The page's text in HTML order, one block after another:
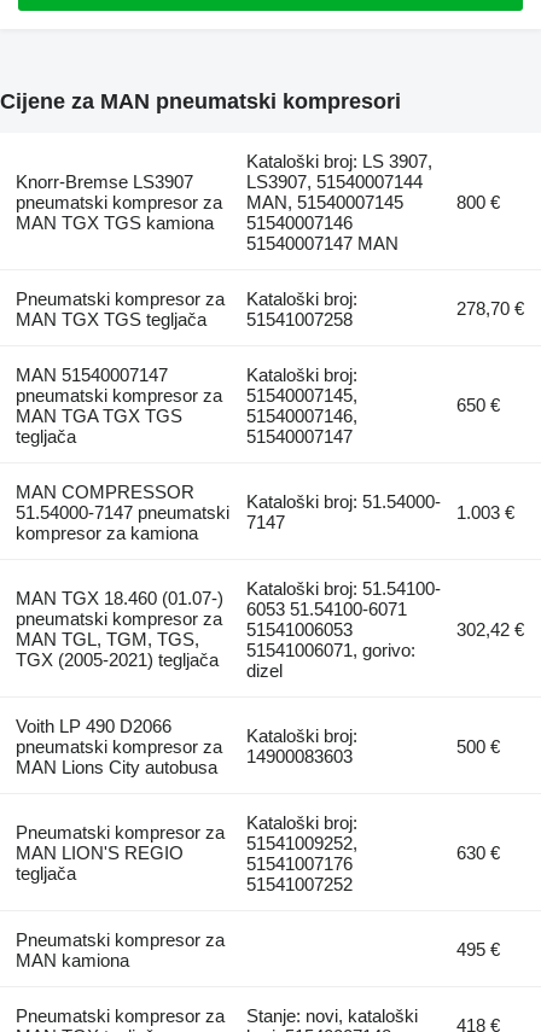
Cijene za MAN pneumatski kompresori
Knorr-Bremse LS3907
pneumatski kompresor za
MAN TGX TGS kamiona
Kataloški broj: LS 3907,
LS3907, 51540007144
MAN, 51540007145
51540007146
51540007147 MAN
800 €
Pneumatski kompresor za
MAN TGX TGS tegljača
Kataloški broj:
51541007258
278,70 €
MAN 51540007147
pneumatski kompresor za
MAN TGA TGX TGS
tegljača
Kataloški broj:
51540007145,
51540007146,
51540007147
650 €
MAN COMPRESSOR
51.54000-7147 pneumatski
kompresor za kamiona
Kataloški broj: 51.54000-
7147
1.003 €
MAN TGX 18.460 (01.07-)
pneumatski kompresor za
MAN TGL, TGM, TGS,
TGX (2005-2021) tegljača
Kataloški broj: 51.54100-
6053 51.54100-6071
51541006053
51541006071, gorivo:
dizel
302,42 €
Voith LP 490 D2066
pneumatski kompresor za
MAN Lions City autobusa
Kataloški broj:
14900083603
500 €
Pneumatski kompresor za
MAN LION'S REGIO
tegljača
Kataloški broj:
51541009252,
51541007176
51541007252
630 €
Pneumatski kompresor za
MAN kamiona
495 €
Pneumatski kompresor za
Stanje: novi, kataloški
418 €